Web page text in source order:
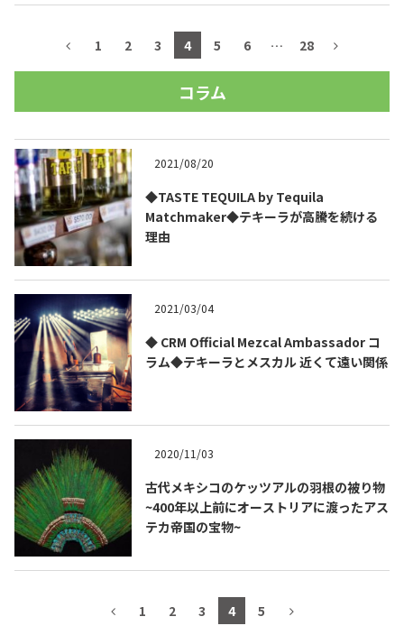
1 2 3 4 5 6 … 28
コラム
2021/08/20
◆TASTE TEQUILA by Tequila
Matchmaker◆テキーラが高騰を続ける
理由
2021/03/04
◆ CRM Official Mezcal Ambassador コ
ラム◆テキーラとメスカル 近くて遠い関係
2020/11/03
古代メキシコのケッツアルの羽根の被り物
~400年以上前にオーストリアに渡ったアス
テカ帝国の宝物~
1 2 3 4 5